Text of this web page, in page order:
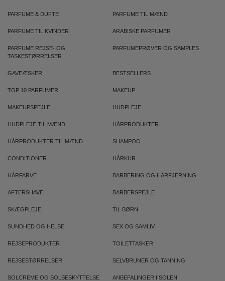
PARFUME & DUFTE PARFUME TIL MÆND
PARFUME TIL KVINDER ARABISKE PARFUMER
PARFUME REJSE- OG
TASKESTØRRELSER
PARFUMEPRØVER OG SAMPLES
GAVEÆSKER BESTSELLERS
TOP 10 PARFUMER MAKEUP
MAKEUPSPEJLE HUDPLEJE
HUDPLEJE TIL MÆND HÅRPRODUKTER
HÅRPRODUKTER TIL MÆND SHAMPOO
CONDITIONER HÅRKUR
HÅRFARVE BARBERING OG HÅRFJERNING
AFTERSHAVE BARBERSPEJLE
SKÆGPLEJE TIL BØRN
SUNDHED OG HELSE SEX OG SAMLIV
REJSEPRODUKTER TOILETTASKER
REJSESTØRRELSER SELVBRUNER OG TANNING
SOLCREME OG SOLBESKYTTELSE ANBEFALINGER I SOLEN